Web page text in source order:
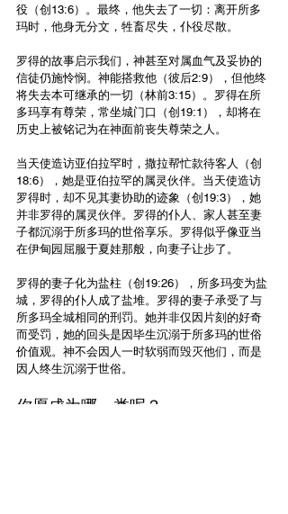
役（创13:6）。最终，他失去了一切：离开所多
玛时，他身无分文，牲畜尽失，仆役尽散。
罗得的故事启示我们，神甚至对属血气及妥协的
信徒仍施怜悯。神能搭救他（彼后2:9），但他终
将失去本可继承的一切（林前3:15）。罗得在所
多玛享有尊荣，常坐城门口（创19:1），却将在
历史上被铭记为在神面前丧失尊荣之人。
当天使造访亚伯拉罕时，撒拉帮忙款待客人（创
18:6），她是亚伯拉罕的属灵伙伴。当天使造访
罗得时，却不见其妻协助的迹象（创19:3），她
并非罗得的属灵伙伴。罗得的仆人、家人甚至妻
子都沉溺于所多玛的世俗享乐。罗得似乎像亚当
在伊甸园屈服于夏娃那般，向妻子让步了。
罗得的妻子化为盐柱（创19:26），所多玛变为盐
城，罗得的仆人成了盐堆。罗得的妻子承受了与
所多玛全城相同的刑罚。她并非仅因片刻的好奇
而受罚，她的回头是因毕生沉溺于所多玛的世俗
价值观。神不会因人一时软弱而毁灭他们，而是
因人终生沉溺于世俗。
你愿成为哪一类呢？